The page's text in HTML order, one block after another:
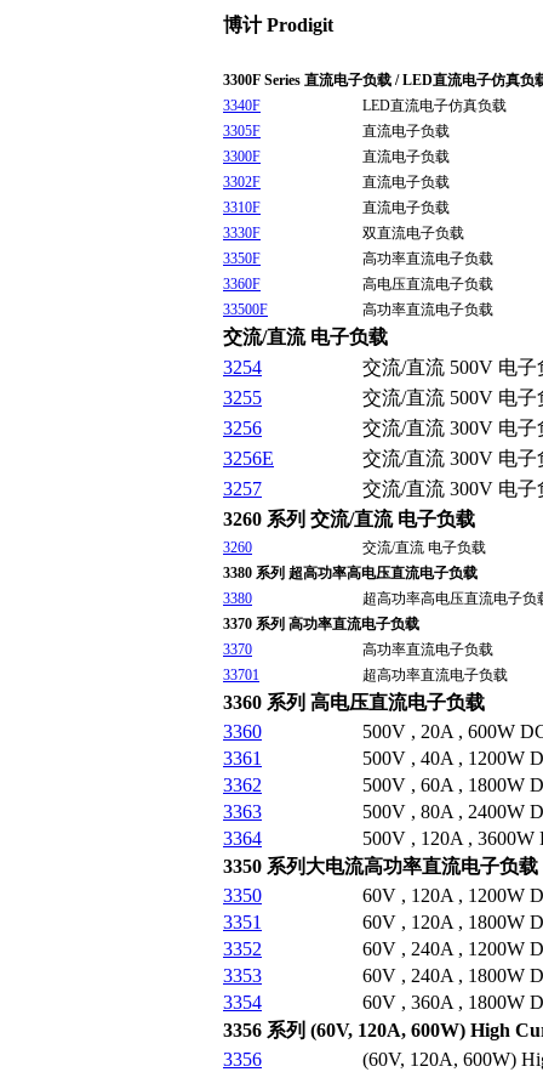
博计 Prodigit
3300F Series 直流电子负载 / LED直流电子仿真负
3340F
LED直流电子仿真负载
3305F
直流电子负载
3300F
直流电子负载
3302F
直流电子负载
3310F
直流电子负载
3330F
双直流电子负载
3350F
高功率直流电子负载
3360F
高电压直流电子负载
33500F
高功率直流电子负载
交流/直流 电子负载
3254
交流/直流 500V 电子
3255
交流/直流 500V 电子
3256
交流/直流 300V 电子
3256E
交流/直流 300V 电子
3257
交流/直流 300V 电子
3260 系列 交流/直流 电子负载
3260
交流/直流 电子负载
3380 系列 超高功率高电压直流电子负载
3380
超高功率高电压直流电子负
3370 系列 高功率直流电子负载
3370
高功率直流电子负载
33701
超高功率直流电子负载
3360 系列 高电压直流电子负载
3360
500V , 20A , 600W
3361
500V , 40A , 1200W
3362
500V , 60A , 1800W
3363
500V , 80A , 2400W
3364
500V , 120A , 3600W
3350 系列大电流高功率直流电子负载
3350
60V , 120A , 1200W
3351
60V , 120A , 1800W
3352
60V , 240A , 1200W
3353
60V , 240A , 1800W
3354
60V , 360A , 1800W
3356 系列 (60V, 120A, 600W) High
3356
(60V, 120A, 600W)